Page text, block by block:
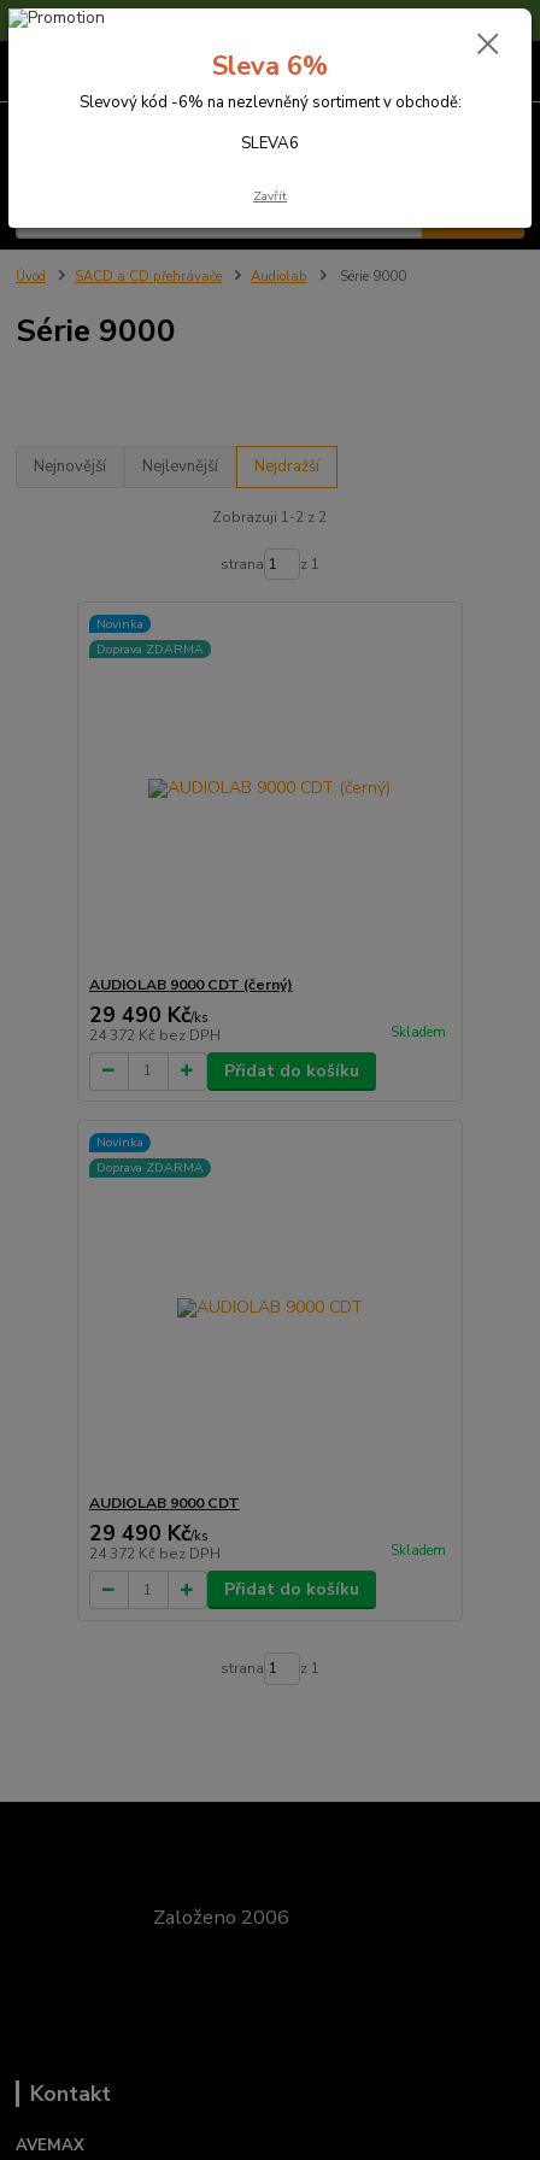
Sleva 6% na nezlevněné zboží s kódem SLEVA6
Úvod SACD a CD přehrávače Audiolab Série 9000
Série 9000
Nejnovější Nejlevnější Nejdražší
Zobrazuji 1-2 z 2
strana z 1
Novinka
Doprava ZDARMA
AUDIOLAB 9000 CDT (černý)
29 490 Kč/ks
24 372 Kč bez DPH Skladem
Přidat do košíku
Novinka
Doprava ZDARMA
AUDIOLAB 9000 CDT
29 490 Kč/ks
24 372 Kč bez DPH Skladem
Přidat do košíku
strana z 1
Založeno 2006
Kontakt
AVEMAX
Sleva 6%
Slevový kód -6% na nezlevněný sortiment v obchodě:
SLEVA6
Zavřít